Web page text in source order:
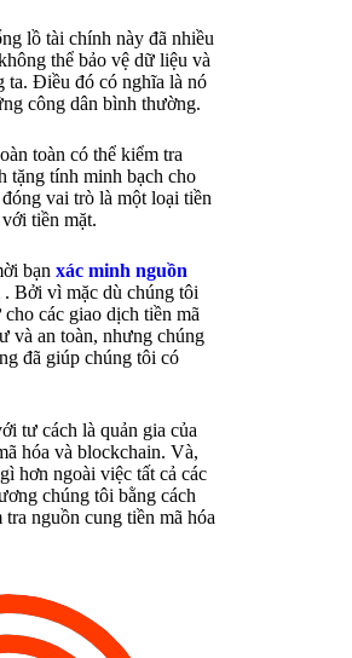
lồ tài chính này đã nhiều
thể bảo vệ dữ liệu và
ta. Điều đó có nghĩa là nó
công dân bình thường.
toàn có thể kiểm tra
tặng tính minh bạch cho
vai trò là một loại tiền
tiền mặt.
bạn xác minh nguồn
. Bởi vì mặc dù chúng tôi
các giao dịch tiền mã
và an toàn, nhưng chúng
đã giúp chúng tôi có
tư cách là quản gia của
hóa và blockchain. Và,
hơn ngoài việc tất cả các
chúng tôi bằng cách
nguồn cung tiền mã hóa